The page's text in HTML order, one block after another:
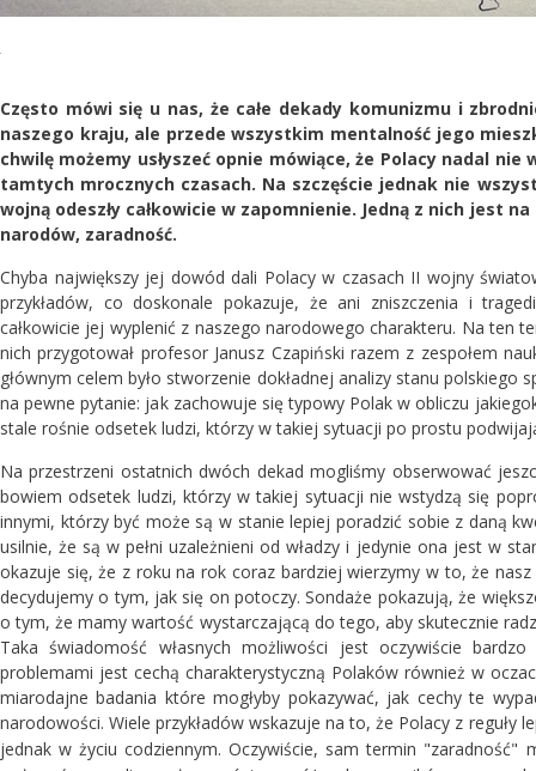
Często mówi się u nas, że całe dekady komunizmu i
naszego kraju, ale przede wszystkim mentalność jego
chwilę możemy usłyszeć opnie mówiące, że Polacy nadal
tamtych mrocznych czasach. Na szczęście jednak nie
wojną odeszły całkowicie w zapomnienie. Jedną z nich jest
narodów, zaradność.
Chyba największy jej dowód dali Polacy w czasach II wojny
przykładów, co doskonale pokazuje, że ani zniszczenia i
całkowicie jej wyplenić z naszego narodowego charakteru. Na ten
nich przygotował profesor Janusz Czapiński razem z zespołem
głównym celem było stworzenie dokładnej analizy stanu polskiego
na pewne pytanie: jak zachowuje się typowy Polak w obliczu
stale rośnie odsetek ludzi, którzy w takiej sytuacji po prostu
Na przestrzeni ostatnich dwóch dekad mogliśmy obserwować
bowiem odsetek ludzi, którzy w takiej sytuacji nie wstydzą się
innymi, którzy być może są w stanie lepiej poradzić sobie z daną
usilnie, że są w pełni uzależnieni od władzy i jedynie ona jest w
okazuje się, że z roku na rok coraz bardziej wierzymy w to, że
decydujemy o tym, jak się on potoczy. Sondaże pokazują, że
o tym, że mamy wartość wystarczającą do tego, aby skutecznie
Taka świadomość własnych możliwości jest oczywiście
problemami jest cechą charakterystyczną Polaków również w
miarodajne badania które mogłyby pokazywać, jak cechy te
narodowości.Wiele przykładów wskazuje na to, że Polacy z
jednak w życiu codziennym. Oczywiście, sam termin